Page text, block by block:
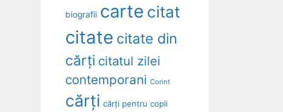
biografii carte citat
citate citate din
cărți citatul zilei
contemporani Corint
cărți cărți pentru copii